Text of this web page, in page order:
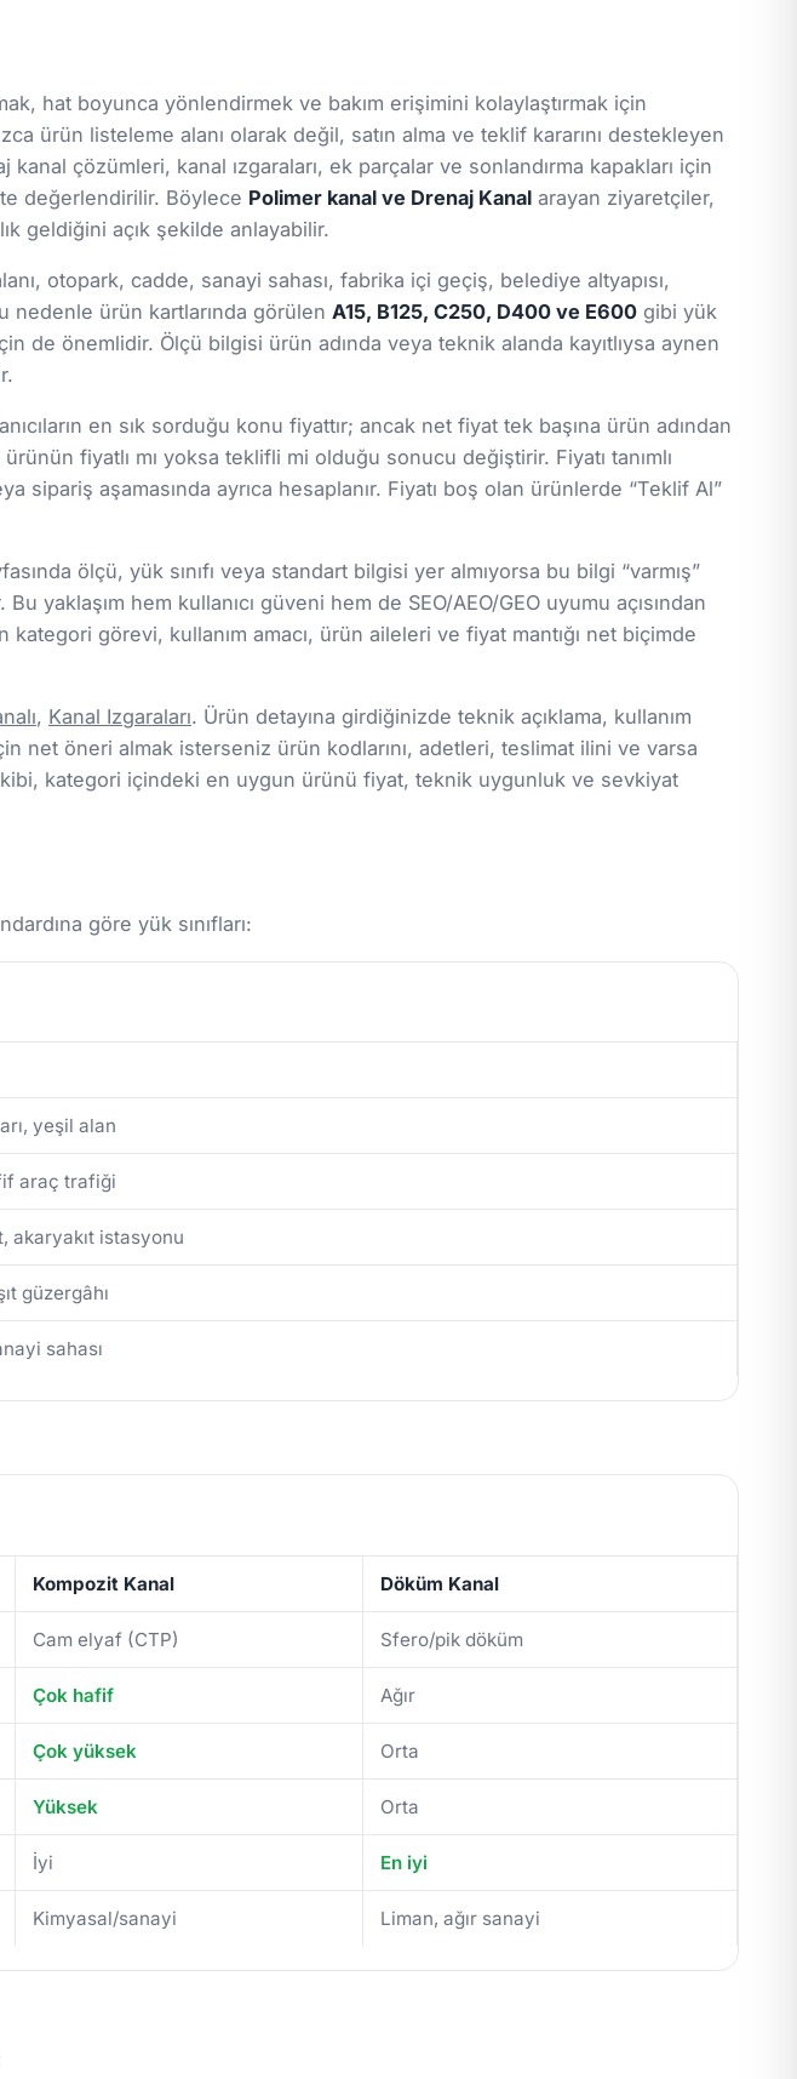
hat boyunca yönlendirmek ve bakım erişimini kolaylaştırmak için
ürün listeleme alanı olarak değil, satın alma ve teklif kararını destekleyen
çözümleri, kanal ızgaraları, ek parçalar ve sonlandırma kapakları için
değerlendirilir. Böylece Polimer kanal ve Drenaj Kanal arayan ziyaretçiler,
geldiğini açık şekilde anlayabilir.
otopark, cadde, sanayi sahası, fabrika içi geçiş, belediye altyapısı,
nedenle ürün kartlarında görülen A15, B125, C250, D400 ve E600 gibi yük
de önemlidir. Ölçü bilgisi ürün adında veya teknik alanda kayıtlıysa aynen
en sık sorduğu konu fiyattır; ancak net fiyat tek başına ürün adından
fiyatlı mı yoksa teklifli mi olduğu sonucu değiştirir. Fiyatı tanımlı
sipariş aşamasında ayrıca hesaplanır. Fiyatı boş olan ürünlerde “Teklif Al”
ölçü, yük sınıfı veya standart bilgisi yer almıyorsa bu bilgi “varmış”
yaklaşım hem kullanıcı güveni hem de SEO/AEO/GEO uyumu açısından
görevi, kullanım amacı, ürün aileleri ve fiyat mantığı net biçimde
, Kanal Izgaraları. Ürün detayına girdiğinizde teknik açıklama, kullanım
net öneri almak isterseniz ürün kodlarını, adetleri, teslimat ilini ve varsa
kategori içindeki en uygun ürünü fiyat, teknik uygunluk ve sevkiyat
göre yük sınıfları:
yeşil alan
araç trafiği
akaryakıt istasyonu
güzergâhı
sahası
Kompozit Kanal Döküm Kanal
Cam elyaf (CTP) Sfero/pik döküm
Çok hafif Ağır
Çok yüksek Orta
Yüksek Orta
İyi En iyi
Kimyasal/sanayi Liman, ağır sanayi